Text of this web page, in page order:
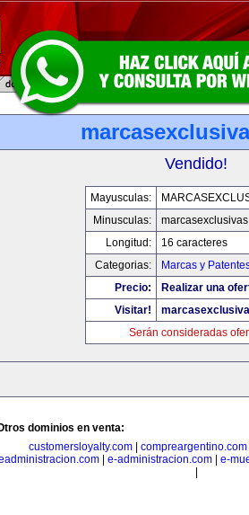
Vendido!
Mayusculas:
Minusculas:
Longitud:
16 caracteres
Categorias:
Marcas y
Precio:
Realizar una
Visitar!
Serán consideradas
dominios en venta:
customersloyalty.com| compreargentino.com
| e-administracion.com| e-